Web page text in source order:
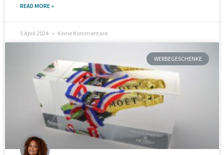
READ MORE »
5 April 2024 Keine Kommentare
WERBEGESCHENKE